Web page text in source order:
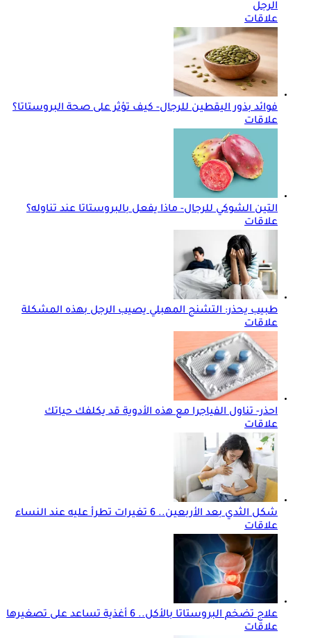
الرجل
علاقات
فوائد بذور اليقطين للرجال- كيف تؤثر على صحة البروستاتا؟
علاقات
التين الشوكي للرجال- ماذا يفعل بالبروستاتا عند تناوله؟
علاقات
طبيب يحذر: التشنج المهبلي يصيب الرجل بهذه المشكلة
علاقات
احذر- تناول الفياجرا مع هذه الأدوية قد يكلفك حياتك
علاقات
شكل الثدي بعد الأربعين.. 6 تغيرات تطرأ عليه عند النساء
علاقات
علاج تضخم البروستاتا بالأكل.. 6 أغذية تساعد على تصغيرها
علاقات